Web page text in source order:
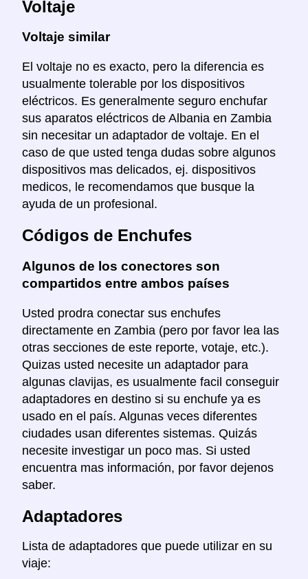
Voltaje
Voltaje similar
El voltaje no es exacto, pero la diferencia es
usualmente tolerable por los dispositivos
eléctricos. Es generalmente seguro enchufar
sus aparatos eléctricos de Albania en Zambia
sin necesitar un adaptador de voltaje. En el
caso de que usted tenga dudas sobre algunos
dispositivos mas delicados, ej. dispositivos
medicos, le recomendamos que busque la
ayuda de un profesional.
Códigos de Enchufes
Algunos de los conectores son
compartidos entre ambos países
Usted prodra conectar sus enchufes
directamente en Zambia (pero por favor lea las
otras secciones de este reporte, votaje, etc.).
Quizas usted necesite un adaptador para
algunas clavijas, es usualmente facil conseguir
adaptadores en destino si su enchufe ya es
usado en el país. Algunas veces diferentes
ciudades usan diferentes sistemas. Quizás
necesite investigar un poco mas. Si usted
encuentra mas información, por favor dejenos
saber.
Adaptadores
Lista de adaptadores que puede utilizar en su
viaje: